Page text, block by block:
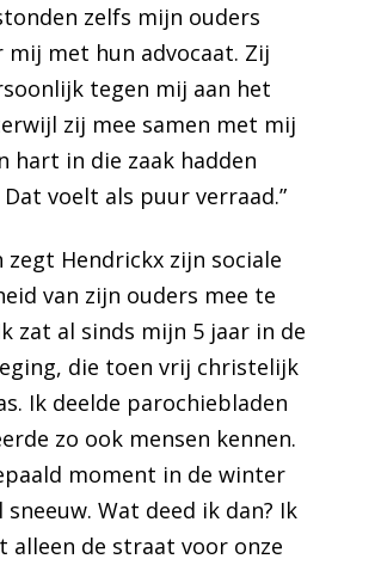
zelfs mijn ouders
mij met hun advocaat. Zij
tegen mij aan het
zij mee samen met mij
hart in die zaak hadden
voelt als puur verraad.”
zegt Hendrickx zijn sociale
van zijn ouders mee te
zat al sinds mijn 5 jaar in de
die toen vrij christelijk
Ik deelde parochiebladen
zo ook mensen kennen.
moment in de winter
sneeuw. Wat deed ik dan? Ik
alleen de straat voor onze